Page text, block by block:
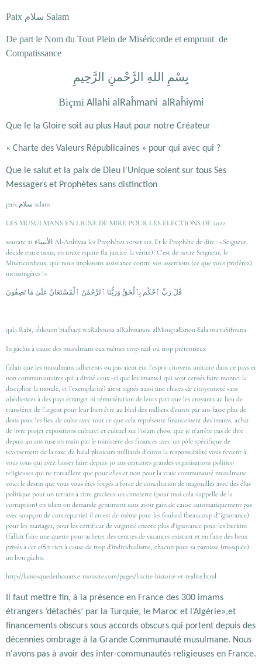
Paix سلام Salam
De part le Nom du Tout Plein de Miséricorde et emprunt de
Compatissance
بِسْمِ اللهِ الرَّحْمنِ الرَّحِيمِ
Biçmi Allahi alRaĥmani alRaĥiymi
Que le la Gloire soit au plus Haut pour notre Créateur
« Charte des Valeurs Républicaines » pour qui avec qui ?
Que le salut et la paix de Dieu l'Unique soient sur tous Ses
Messagers et Prophètes sans distinction
paix سلام salam
LES MUSULMANS EN LIGNE DE MIRE POUR LES ELECTIONS DE 2022
sourate 21 الأنبياء Al-Anbiyaa les Prophètes verset 112. Et le Prophète de dire : «Seigneur,
décide entre nous, en toute équité (la justice-la vérité)! C'est de notre Seigneur, le
Miséricordieux, que nous implorons assistance contre vos assertions (ce que vous proférez).
mensongères !»
قَٰلَ رَبِّ ٱحْكُم بِٱلْحَقِّ وَرَبُّنَا ٱلرَّحْمَٰنُ ٱلْمُسْتَعَانُ عَلَىٰ مَا تَصِفُونَ
qala Rabi, aĥkoum bialĥaqi waRabouna alRaĥmanou alMouçtaƐanou Ɛala ma taSifouna
In gâchis à cause des musulmans eux mêmes trop naïf ou trop prétentieux
fallait que les musulmans adhérents ou pas aient eut l'esprit citoyens unitaire dans ce pays et
non communautaires qui a divisé ceux -ci que les imams ( qui sont censés faire monter la
discipline la morale, et l'exemplarité) aient signés aussi une chates de citoyenneté sans
obédiences à des pays étranger ni rémunération de leurs part que les croyants au lieu de
transférer de l'argent pour leur bien être au bled des milliers d'euros par ans fasse plus de
dons pour les lieu de culte avec tout ce que cela représente financement des imams, achat
de livre projet expositions culturel et cultuel sur l'islam chose que je n'arrête pas de dire
depuis 40 ans ruse en main par le ministère des finances avec un pôle spécifique de
reversement de la taxe du halal plusieurs milliards d'euros la responsabilité vous revient à
vous tous qui avez laisser faire depuis 30 ans certaines grandes organisations politico
religieuses qui ne travaillent que pour elles et non pour la vraie communauté musulmane
voici le destin que vous vous êtes forgés a force de conciliation de magouilles avec des élus
politique pour un terrain à titre gracieux un cimeterre (pour moi cela s'appelle de la
corruption) en islam on demande gentiment sans avoir gain de cause automatiquement pas
avec soupçon de contrepartie) il en est de même pour les foulard (beaucoup d''ignorance)
pour les mariages, pour les certificat de virginité encore plus d'ignorance pour les burkini
(fallait faire une quette pour acheter des centres de vacances existant et en faire des lieux
privés a cet effet rien à cause de trop d'individualisme, chacun pour sa paroisse (mosquée)
un bon gâchis.
http://lamosquedethouars.e-monsite.com/pages/laicite-histoire-et-realite.html
Il faut mettre fin, à la présence en France des 300 imams
étrangers ‘détachés’ par la Turquie, le Maroc et l’Algérie»,et
financements obscurs sous accords obscurs qui portent depuis des
décennies ombrage à la Grande Communauté musulmane. Nous
n'avons pas à avoir des inter-communautés religieuses en France.